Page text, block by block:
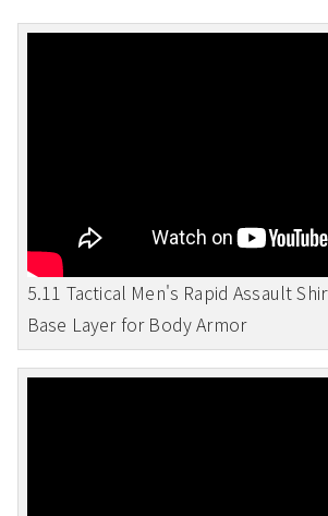
5.11 Tactical Men's Rapid Assault
Base Layer for Body Armor